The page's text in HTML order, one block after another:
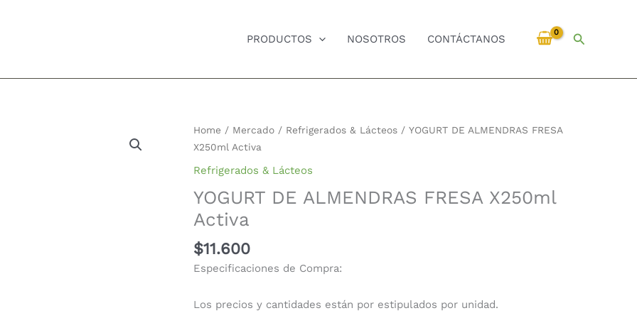
PRODUCTOS NOSOTROS CONTÁCTANOS Buscar
Home / Mercado / Refrigerados & Lácteos / YOGURT DE ALMENDRAS FRESA
X250ml Activa
Refrigerados & Lácteos
YOGURT DE ALMENDRAS FRESA X250ml
Activa
$11.600
Especificaciones de Compra:
Los precios y cantidades están por estipulados por unidad.